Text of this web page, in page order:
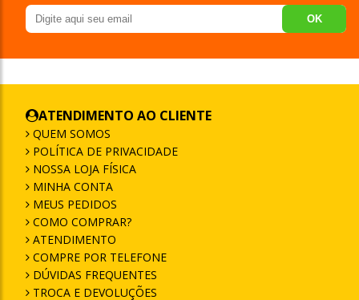
OK
ATENDIMENTO AO CLIENTE
QUEM SOMOS
POLÍTICA DE PRIVACIDADE
NOSSA LOJA FÍSICA
MINHA CONTA
MEUS PEDIDOS
COMO COMPRAR?
ATENDIMENTO
COMPRE POR TELEFONE
DÚVIDAS FREQUENTES
TROCA E DEVOLUÇÕES